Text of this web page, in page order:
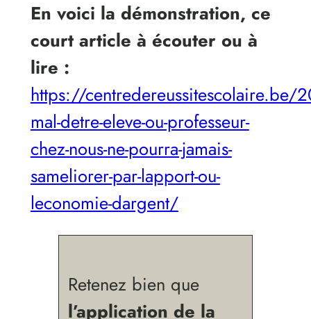
En voici la démonstration, ce
court article à écouter ou à
lire :
https://
mal-detre-eleve-ou-professeur-
chez-nous-ne-pourra-jamais-
sameliorer-par-lapport-ou-
leconomie-dargent/
Retenez bien que
l’application de la